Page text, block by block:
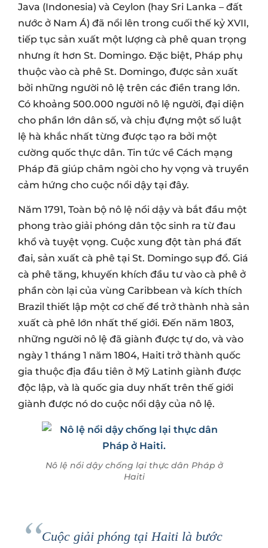
Java (Indonesia) và Ceylon (hay Sri Lanka – đất
nước ở Nam Á) đã nổi lên trong cuối thế kỷ XVII,
tiếp tục sản xuất một lượng cà phê quan trọng
nhưng ít hơn St. Domingo. Đặc biệt, Pháp phụ
thuộc vào cà phê St. Domingo, được sản xuất
bởi những người nô lệ trên các điền trang lớn.
Có khoảng 500.000 người nô lệ người, đại diện
cho phần lớn dân số, và chịu đựng một số luật
lệ hà khắc nhất từng được tạo ra bởi một
cường quốc thực dân. Tin tức về Cách mạng
Pháp đã giúp châm ngòi cho hy vọng và truyền
cảm hứng cho cuộc nổi dậy tại đây.
Năm 1791, Toàn bộ nô lệ nổi dậy và bắt đầu một
phong trào giải phóng dân tộc sinh ra từ đau
khổ và tuyệt vọng. Cuộc xung đột tàn phá đất
đai, sản xuất cà phê tại St. Domingo sụp đổ. Giá
cà phê tăng, khuyến khích đầu tư vào cà phê ở
phần còn lại của vùng Caribbean và kích thích
Brazil thiết lập một cơ chế để trở thành nhà sản
xuất cà phê lớn nhất thế giới. Đến năm 1803,
những người nô lệ đã giành được tự do, và vào
ngày 1 tháng 1 năm 1804, Haiti trở thành quốc
gia thuộc địa đầu tiên ở Mỹ Latinh giành được
độc lập, và là quốc gia duy nhất trên thế giới
giành được nó do cuộc nổi dậy của nô lệ.
Nô lệ nổi dậy chống lại thực dân Pháp ở
Haiti
Cuộc giải phóng tại Haiti là bước